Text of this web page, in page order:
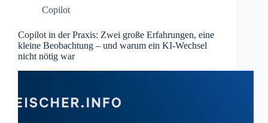
Copilot
Copilot in der Praxis: Zwei große Erfahrungen, eine
kleine Beobachtung – und warum ein KI‑Wechsel
nicht nötig war